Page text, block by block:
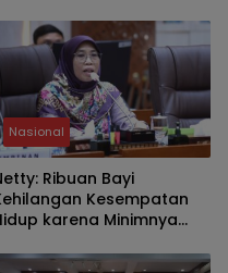
Nasional
Ribuan Bayi
Kesempatan
karena Minimnya